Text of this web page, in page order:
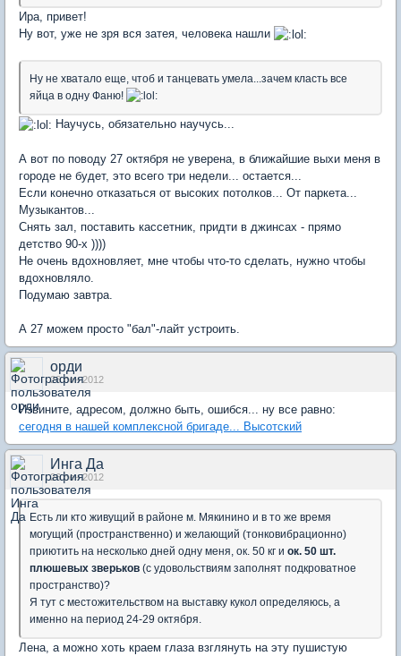
Ира, привет!
Ну вот, уже не зря вся затея, человека нашли
Ну не хватало еще, чтоб и танцевать умела...зачем класть все
яйца в одну Фаню!
Научусь, обязательно научусь...
А вот по поводу 27 октября не уверена, в ближайшие выхи меня в
городе не будет, это всего три недели... остается...
Если конечно отказаться от высоких потолков... От паркета...
Музыкантов...
Снять зал, поставить кассетник, придти в джинсах - прямо
детство 90-х ))))
Не очень вдохновляет, мне чтобы что-то сделать, нужно чтобы
вдохновляло.
Подумаю завтра.
А 27 можем просто "бал"-лайт устроить.
орди
26 сен 2012
Извините, адресом, должно быть, ошибся... ну все равно:
сегодня в нашей комплексной бригаде... Высотский
Инга Да
26 сен 2012
Есть ли кто живущий в районе м. Мякинино и в то же время
могущий (пространственно) и желающий (тонковибрационно)
приютить на несколько дней одну меня, ок. 50 кг и ок. 50 шт.
плюшевых зверьков (с удовольствиям заполнят подкроватное
пространство)?
Я тут с местожительством на выставку кукол определяюсь, а
именно на период 24-29 октября.
Лена, а можно хоть краем глаза взглянуть на эту пушистую